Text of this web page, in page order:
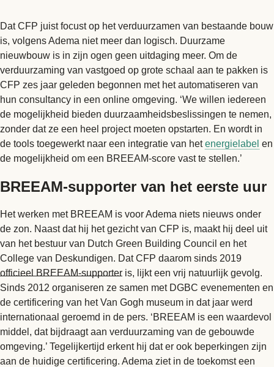
Dat CFP juist focust op het verduurzamen van bestaande bouw
is, volgens Adema niet meer dan logisch. Duurzame
nieuwbouw is in zijn ogen geen uitdaging meer. Om de
verduurzaming van vastgoed op grote schaal aan te pakken is
CFP zes jaar geleden begonnen met het automatiseren van
hun consultancy in een online omgeving. ‘We willen iedereen
de mogelijkheid bieden duurzaamheidsbeslissingen te nemen,
zonder dat ze een heel project moeten opstarten. En wordt in
de tools toegewerkt naar een integratie van hetenergielabel en
de mogelijkheid om een BREEAM-score vast te stellen.’
BREEAM-supporter van het eerste uur
Het werken met BREEAM is voor Adema niets nieuws onder
de zon. Naast dat hij het gezicht van CFP is, maakt hij deel uit
van het bestuur van Dutch Green Building Council en het
College van Deskundigen. Dat CFP daarom sinds 2019
officieel BREEAM-supporter is, lijkt een vrij natuurlijk gevolg.
Sinds 2012 organiseren ze samen met DGBC evenementen en
de certificering van het Van Gogh museum in dat jaar werd
internationaal geroemd in de pers. ‘BREEAM is een waardevol
middel, dat bijdraagt aan verduurzaming van de gebouwde
omgeving.’ Tegelijkertijd erkent hij dat er ook beperkingen zijn
aan de huidige certificering. Adema ziet in de toekomst een